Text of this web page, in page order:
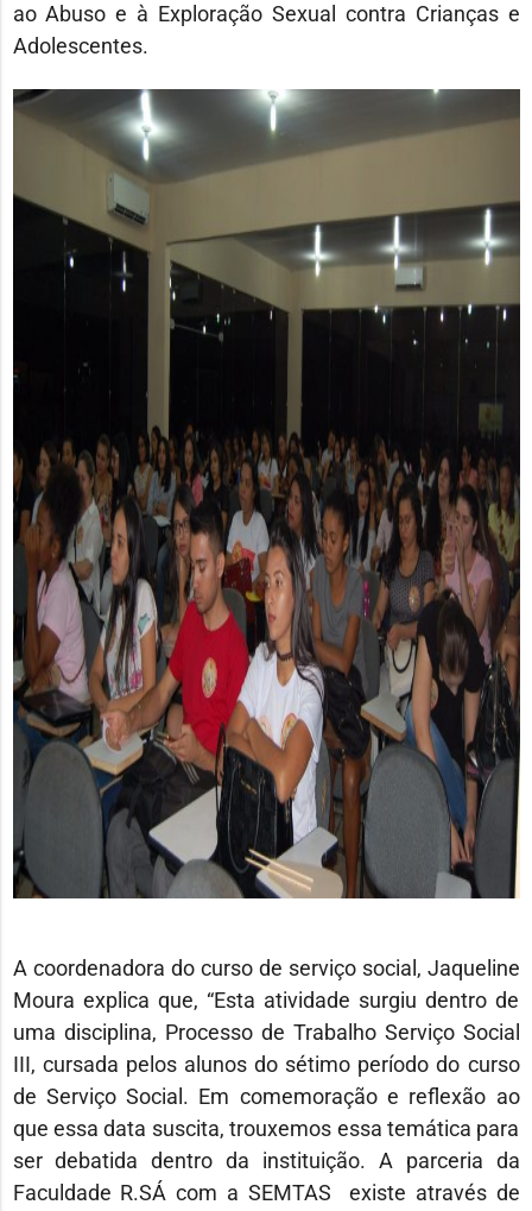
ao Abuso e à Exploração Sexual contra Crianças e
Adolescentes.
A coordenadora do curso de serviço social, Jaqueline
Moura explica que, “Esta atividade surgiu dentro de
uma disciplina, Processo de Trabalho Serviço Social
III, cursada pelos alunos do sétimo período do curso
de Serviço Social. Em comemoração e reflexão ao
que essa data suscita, trouxemos essa temática para
ser debatida dentro da instituição. A parceria da
Faculdade R.SÁ com a SEMTAS existe através de